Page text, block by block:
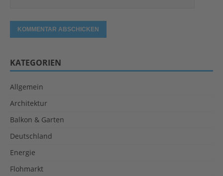
KATEGORIEN
Allgemein
Architektur
Balkon & Garten
Deutschland
Energie
Flohmarkt